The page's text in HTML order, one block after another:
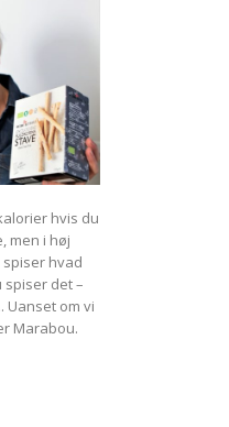
hvis du
men i høj
spiser hvad
spiser det –
Uanset om vi
Marabou.